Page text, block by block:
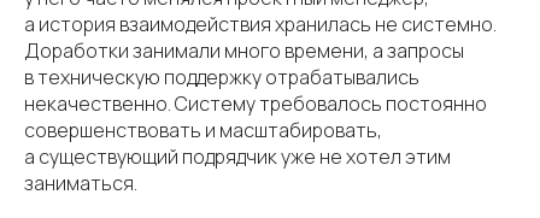
а история взаимодействия хранилась не системно.
Доработки занимали много времени, а запросы
в техническую поддержку отрабатывались
некачественно. Систему требовалось постоянно
совершенствовать и масштабировать,
а существующий подрядчик уже не хотел этим
заниматься.